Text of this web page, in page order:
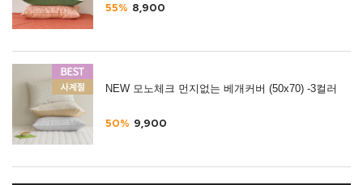
55% 8,900
NEW 모노체크 먼지없는 베개커버 (50x70) -3컬러
50% 9,900